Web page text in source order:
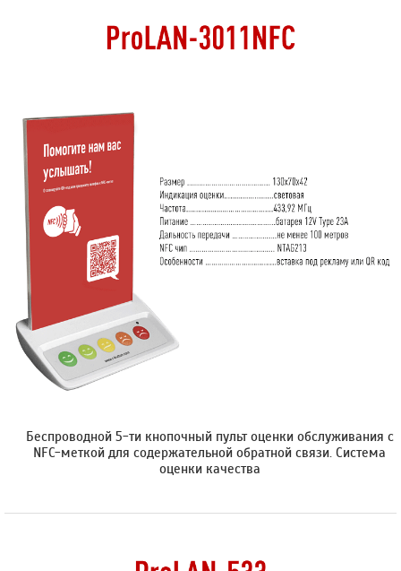
Беспроводной 5-ти кнопочный пульт оценки обслуживания с
NFC-меткой для содержательной обратной связи. Cистема
оценки качества